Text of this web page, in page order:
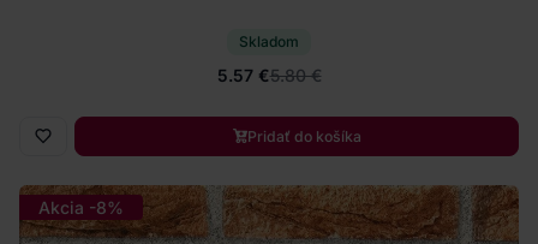
Skladom
5.57 €5.80 €
Pridať do košíka
Akcia -8%